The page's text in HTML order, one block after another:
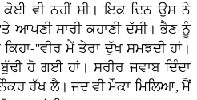
ਵੀ ਨਹੀਂ ਸੀ। ਇਕ ਦਿਨ ਉਸ ਨੇ
ਆਪਣੀ ਸਾਰੀ ਕਹਾਣੀ ਦੱਸੀ। ਭੈਣ ਨੂੰ
''ਵੀਰ ਮੈਂ ਤੇਰਾ ਦੁੱਖ ਸਮਝਦੀ ਹਾਂ।
ਹੋ ਗਈ ਹਾਂ। ਸਰੀਰ ਜਵਾਬ ਦਿੰਦਾ
ਰੱਖ ਲੈ। ਜਦ ਵੀ ਮੌਕਾ ਮਿਲਿਆ, ਮੈਂ